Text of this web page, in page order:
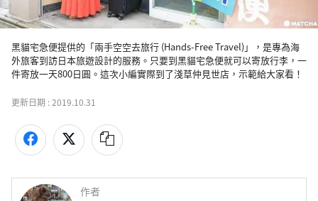
黑貓宅急便提供的「兩手空空去旅行 (Hands-Free Travel)」，是專為海
外旅客到訪日本旅遊設計的服務。只要到黑貓宅急便就可以寄放行李，一
件寄放一天800日圓。這次小編實際到了淺草仲見世店，示範給大家看！
更新日期 :2019.10.31
作者